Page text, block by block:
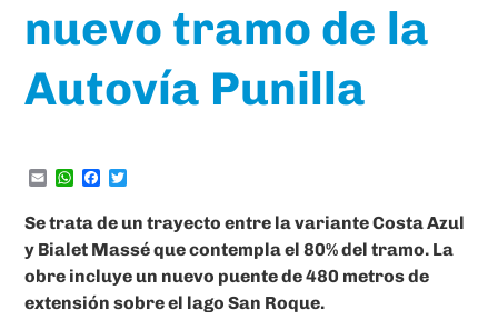
nuevo tramo de la
Autovía Punilla
EmailWhatsApp
Facebook
Se trata de un trayecto entre la variante Costa Azul
y Bialet Massé que contempla el 80% del tramo. La
obre incluye un nuevo puente de 480 metros de
extensión sobre el lago San Roque.